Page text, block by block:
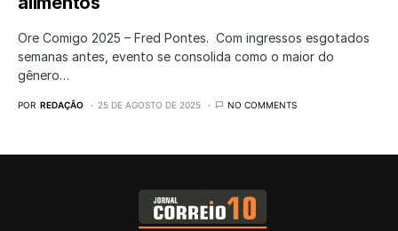
Ore Comigo 2025 – Fred Pontes. Com ingressos esgotados
semanas antes, evento se consolida como o maior do
gênero…
POR REDAÇÃO 25 DE AGOSTO DE 2025 NO COMMENTS